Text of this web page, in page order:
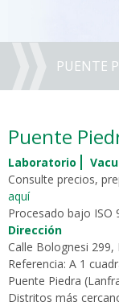
PUENTE
Puente
Laboratorio
Consulte precios,
aquí
Procesado bajo ISO
Dirección
Calle Bolognesi 299,
Referencia: A 1
Puente Piedra
Distritos más